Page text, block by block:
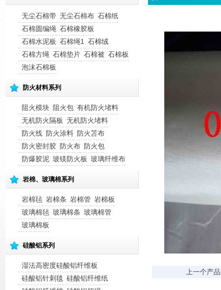
无尘石棉带 无尘石棉布 石棉纸
石棉圆编绳 石棉橡胶板
石棉水泥板 石棉绳1
石棉绒
石棉方绳 石棉垫片 石棉被 石棉板
泡沫石棉板
防火材料系列
阻火模块 阻火包 有机防火堵料
无机防火隔板 无机防火堵料
防火线 防火涂料 防火苫布
防火密封胶 防火布 防火包
防爆胶泥 玻镁防火板 玻璃纤维布
岩棉、玻璃棉系列
岩棉毡 岩棉条 岩棉管 岩棉板
玻璃棉毡 玻璃棉条 玻璃棉管
玻璃棉板
硅酸铝系列
湿法高密度硅酸铝纤维板
硅酸铝针刺毯 硅酸铝纤维纸
上一个产